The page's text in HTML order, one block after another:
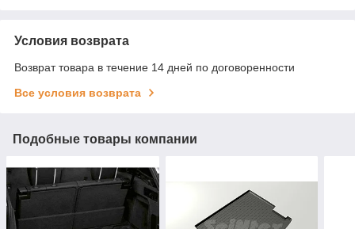
Условия возврата
Возврат товара в течение 14 дней по договоренности
Все условия возврата
Подобные товары компании